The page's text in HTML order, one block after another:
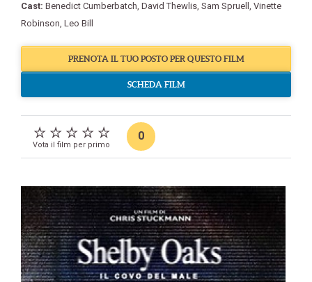
Cast: Benedict Cumberbatch, David Thewlis, Sam Spruell , Vinette
Robinson, Leo Bill
PRENOTA IL TUO POSTO PER QUESTO FILM
SCHEDA FILM
Vota il film per primo
0